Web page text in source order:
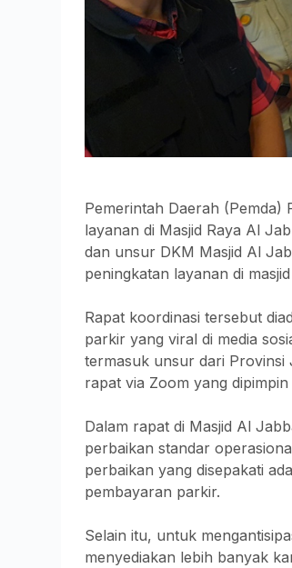
Pemerintah Daerah (Pemda)
layanan di Masjid Raya Al
dan unsur DKM Masjid Al
peningkatan layanan di
Rapat koordinasi tersebut
parkir yang viral di media
termasuk unsur dari Provinsi
rapat via Zoom yang
Dalam rapat di Masjid Al
perbaikan standar
perbaikan yang disepakati
pembayaran parkir.
Selain itu, untuk
menyediakan lebih banyak